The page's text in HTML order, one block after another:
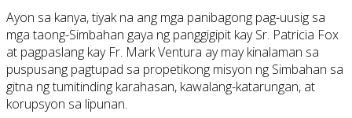
Ayon sa kanya, tiyak na ang mga panibagong pag-uusig sa
mga taong-Simbahan gaya ng panggigipit kay Sr. Patricia Fox
at pagpaslang kay Fr. Mark Ventura ay may kinalaman sa
puspusang pagtupad sa propetikong misyon ng Simbahan sa
gitna ng tumitinding karahasan, kawalang-katarungan, at
korupsyon sa lipunan.